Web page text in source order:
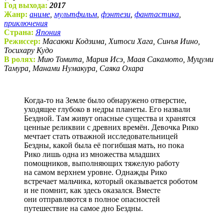
Год выхода: 2017
Жанр: аниме мультфильм фэнтези фантастика
приключения
Страна: Япония
Режиссер: Масаюки Кодзима, Хитоси Хага, Синъя Иино,
Тосихару Кудо
В ролях: Мию Томита, Мария Исэ, Маая Сакамото, Муцуми
Тамура, Манами Нумакура, Саяка Охара
Когда-то на Земле было обнаружено отверстие,
уходящее глубоко в недры планеты. Его назвали
Бездной. Там живут опасные существа и хранятся
ценные реликвии с древних времён. Девочка Рико
мечтает стать отважной исследовательницей
Бездны, какой была её погибшая мать, но пока
Рико лишь одна из множества младших
помощников, выполняющих тяжелую работу
на самом верхнем уровне. Однажды Рико
встречает мальчика, который оказывается роботом
и не помнит, как здесь оказался. Вместе
они отправляются в полное опасностей
путешествие на самое дно Бездны.